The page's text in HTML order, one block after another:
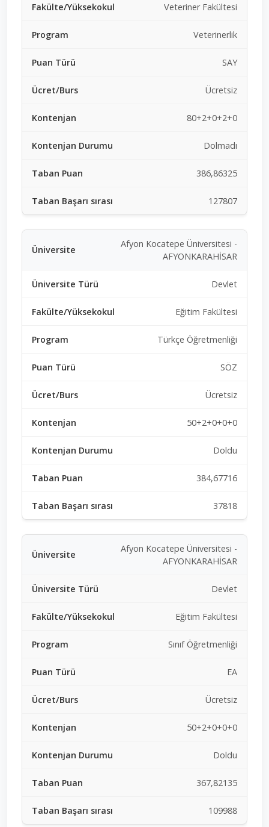
Veteriner Fakültesi
Veterinerlik
SAY
Ücretsiz
80+2+0+2+0
Dolmadı
386,86325
127807
Afyon Kocatepe Üniversitesi -
AFYONKARAHİSAR
Devlet
Eğitim Fakültesi
Türkçe Öğretmenliği
SÖZ
Ücretsiz
50+2+0+0+0
Doldu
384,67716
37818
Afyon Kocatepe Üniversitesi -
AFYONKARAHİSAR
Devlet
Eğitim Fakültesi
Sınıf Öğretmenliği
EA
Ücretsiz
50+2+0+0+0
Doldu
367,82135
109988